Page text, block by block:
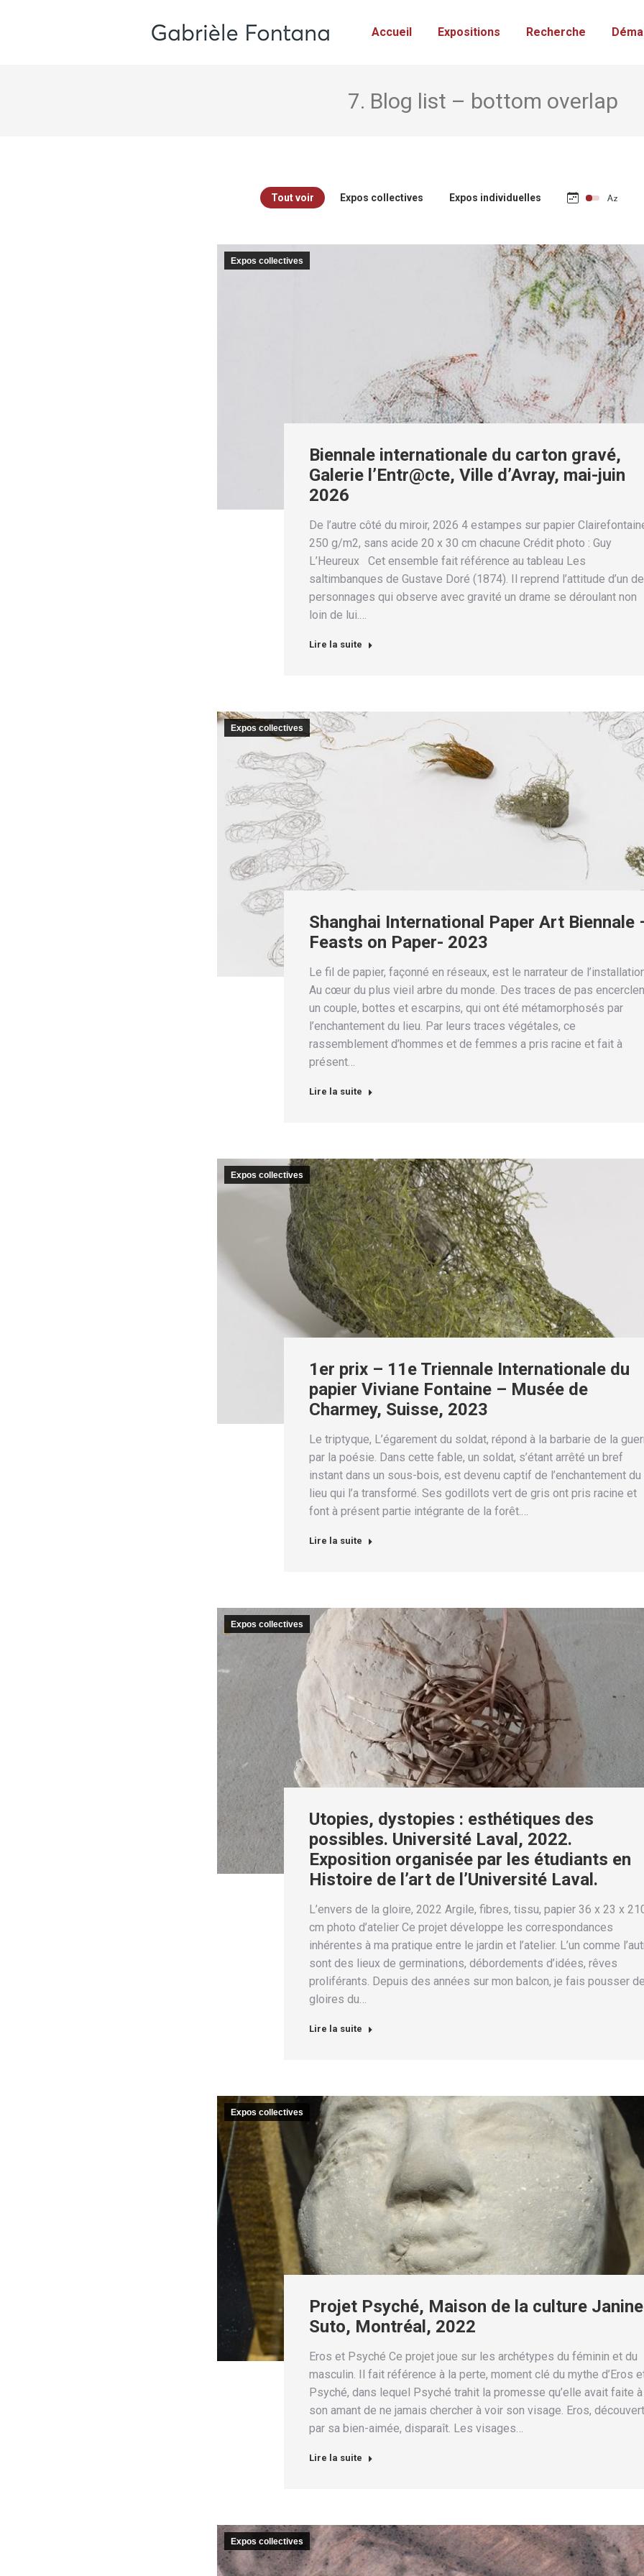
Accueil Expositions Recherche
7. Blog list – bottom overlap
Tout voir Expos collectives Expos individuelles
Expos collectives
Biennale internationale du carton gravé,
Galerie l’Entr@cte, Ville d’Avray, mai-juin
2026
De l’autre côté du miroir, 2026 4 estampes sur papier
250 g/m2, sans acide 20 x 30 cm chacune Crédit photo : Guy
L’Heureux Cet ensemble fait référence au tableau Les
saltimbanques de Gustave Doré (1874). Il reprend l’attitude d’un
personnages qui observe avec gravité un drame se déroulant non
loin de lui.…
Lire la suite
Expos collectives
Shanghai International Paper Art Biennale
Feasts on Paper- 2023
Le fil de papier, façonné en réseaux, est le narrateur de
Au cœur du plus vieil arbre du monde. Des traces de pas
un couple, bottes et escarpins, qui ont été métamorphosés par
l’enchantement du lieu. Par leurs traces végétales, ce
rassemblement d’hommes et de femmes a pris racine et fait à
présent…
Lire la suite
Expos collectives
1er prix – 11e Triennale Internationale du
papier Viviane Fontaine – Musée de
Charmey, Suisse, 2023
Le triptyque, L’égarement du soldat, répond à la barbarie de la
par la poésie. Dans cette fable, un soldat, s’étant arrêté un bref
instant dans un sous-bois, est devenu captif de l’enchantement du
lieu qui l’a transformé. Ses godillots vert de gris ont pris racine et
font à présent partie intégrante de la forêt.…
Lire la suite
Expos collectives
Utopies, dystopies : esthétiques des
possibles. Université Laval, 2022.
Exposition organisée par les étudiants en
Histoire de l’art de l’Université Laval.
L’envers de la gloire, 2022 Argile, fibres, tissu, papier 36 x 23 x
cm photo d’atelier Ce projet développe les correspondances
inhérentes à ma pratique entre le jardin et l’atelier. L’un comme
sont des lieux de germinations, débordements d’idées, rêves
proliférants. Depuis des années sur mon balcon, je fais pousser
gloires du…
Lire la suite
Expos collectives
Projet Psyché, Maison de la culture Janine
Suto, Montréal, 2022
Eros et Psyché Ce projet joue sur les archétypes du féminin et du
masculin. Il fait référence à la perte, moment clé du mythe d’Eros
Psyché, dans lequel Psyché trahit la promesse qu’elle avait faite à
son amant de ne jamais chercher à voir son visage. Eros, découvert
par sa bien-aimée, disparaît. Les visages…
Lire la suite
Expos collectives